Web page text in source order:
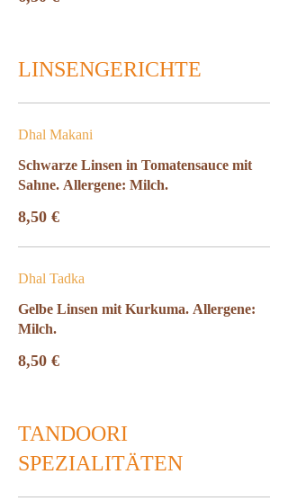
LINSENGERICHTE
Dhal Makani
Schwarze Linsen in Tomatensauce mit
Sahne. Allergene: Milch.
8,50 €
Dhal Tadka
Gelbe Linsen mit Kurkuma. Allergene:
Milch.
8,50 €
TANDOORI
SPEZIALITÄTEN